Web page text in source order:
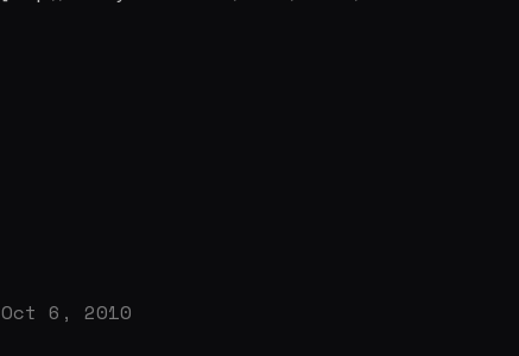
のか どのタイミングで作るかによってワイヤーフ
Oct 6, 2010